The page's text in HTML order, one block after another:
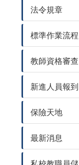
法令規章
標準作業流程
教師資格審查
新進人員報到
保險天地
最新消息